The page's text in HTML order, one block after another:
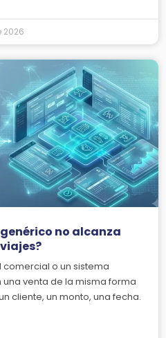
2026
no alcanza
comercial o un sistema
venta de la misma forma
cliente, un monto, una fecha.